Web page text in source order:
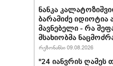
ნანკა
ბარამიძე იდიოტია
მავ­ნე­ბე­ლი - რა
მსახიობმა
რეზონანსი 09.08.2026
"24 იანვრის ღამეს